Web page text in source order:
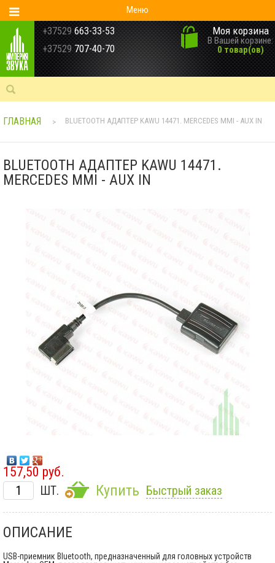
Меню
+37529 663-33-53
+37529 707-40-70
Моя корзина
В Вашей корзине:
0 товар(ов)
ГЛАВНАЯ > BLUETOOTH АДАПТЕР KAWU 14471. MERCEDES MMI - AUX IN
BLUETOOTH АДАПТЕР KAWU 14471.
MERCEDES MMI - AUX IN
157,50 руб.
ШТ. Купить Быстрый заказ
ОПИСАНИЕ
USB-приемник Bluetooth, предназначенный для головных устройств